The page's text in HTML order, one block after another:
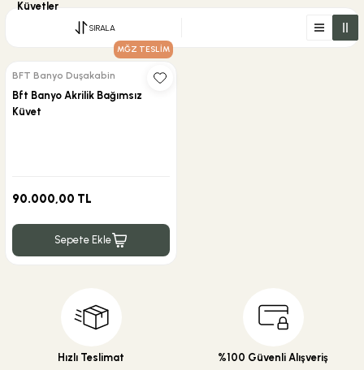
SIRALA
MĞZ TESLİM
BFT Banyo Duşakabin
Bft Banyo Akrilik Bağımsız
Küvet
90.000,00 TL
Sepete Ekle
Hızlı Teslimat %100 Güvenli Alışveriş